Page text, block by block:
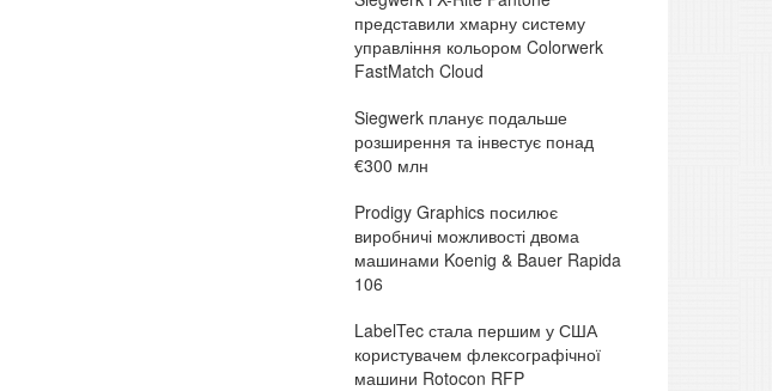
представили хмарну систему
управління кольором Colorwerk
FastMatch Cloud
Siegwerk планує подальше
розширення та інвестує понад
€300 млн
Prodigy Graphics посилює
виробничі можливості двома
машинами Koenig & Bauer Rapida
106
LabelTec стала першим у США
користувачем флексографічної
машини Rotocon RFP